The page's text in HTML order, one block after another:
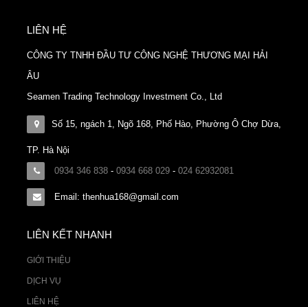
LIÊN HỆ
CÔNG TY TNHH ĐẦU TƯ CÔNG NGHỆ THƯƠNG MẠI HẢI
ÂU
Seamen Trading Technology Investment Co., Ltd
Số 15, ngách 1, Ngõ 168, Phố Hào, Phường Ô Chợ Dừa,
TP. Hà Nội
0934 346 838 - 0934 668 029 - 024 62932081
Email: thenhua168@gmail.com
LIÊN KẾT NHANH
GIỚI THIỆU
DỊCH VỤ
LIÊN HỆ